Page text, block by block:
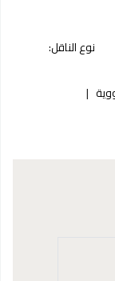
نوع الناقل: